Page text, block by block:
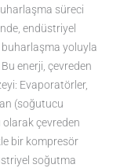
süreci
endüstriyel
buharlaşma yoluyla
enerji, çevreden
Evaporatörler,
(soğutucu
olarak çevreden
bir kompresör
soğutma